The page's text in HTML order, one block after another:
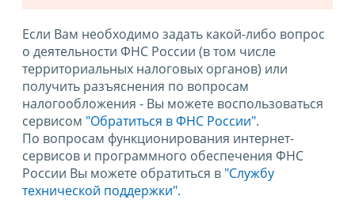
Если Вам необходимо задать какой-либо вопрос
о деятельности ФНС России (в том числе
территориальных налоговых органов) или
получить разъяснения по вопросам
налогообложения - Вы можете воспользоваться
сервисом "Обратиться в ФНС России".
По вопросам функционирования интернет-
сервисов и программного обеспечения ФНС
России Вы можете обратиться в "Службу
технической поддержки".